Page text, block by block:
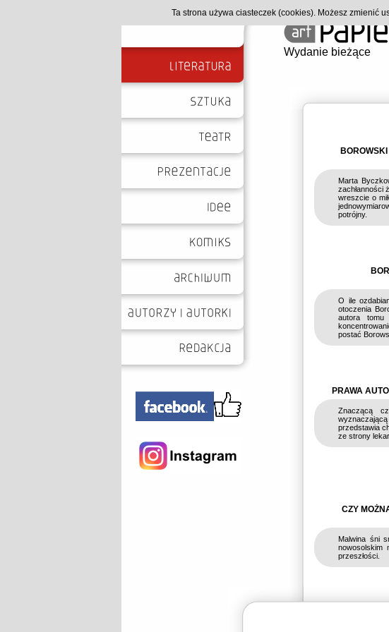
Wydanie bieżące
Marta
zachłanności
wreszcie o
potrójny.
O ile
otoczenia
autora tomu
postać
PRAWA
Znaczącą
przedstawia
ze strony
CZY
Malwina śni
nowosolskim
przeszłości.
Ta strona używa ciasteczek (cookies). Możesz zmienić